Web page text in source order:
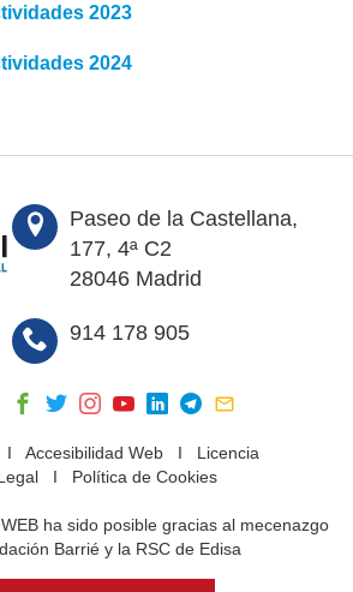
2023
2024
Paseo de la Castellana,
177, 4ª C2
28046 Madrid
914 178 905
Accesibilidad WebI Licencia
I Política de Cookies
ha sido posible gracias al mecenazgo
Barrié y la RSC de Edisa